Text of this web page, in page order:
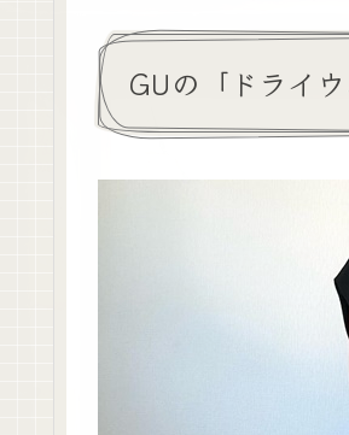
GUの「ドライ